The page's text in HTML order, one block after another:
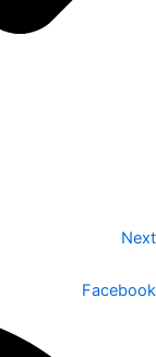
Next
Facebook